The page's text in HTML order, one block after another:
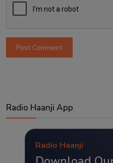
Post Comment
Radio Haanji App
Radio Haanji